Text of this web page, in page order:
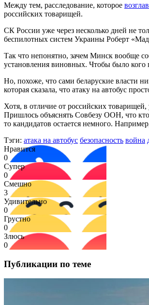
Между тем, расследование, которое
российских товарищей.
СК России уже через несколько дней не
беспилотных систем Украины Роберт
Так что непонятно, зачем Минск вообще
установления виновных. Чтобы было кого
Но, похоже, что сами беларуские власти
которая сказала, что атаку на автобус
Хотя, в отличие от российских
Пришлось объяснять Совбезу ООН, что
то кандидатов остается немного.
Тэги: атака на автобус безопасность война
Нравится
0
Супер
0
Смешно
3
Удивительно
0
Грустно
0
Злюсь
0
Публикации по теме